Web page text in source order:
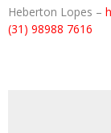
Heberton Lopes –
(31) 98988 7616